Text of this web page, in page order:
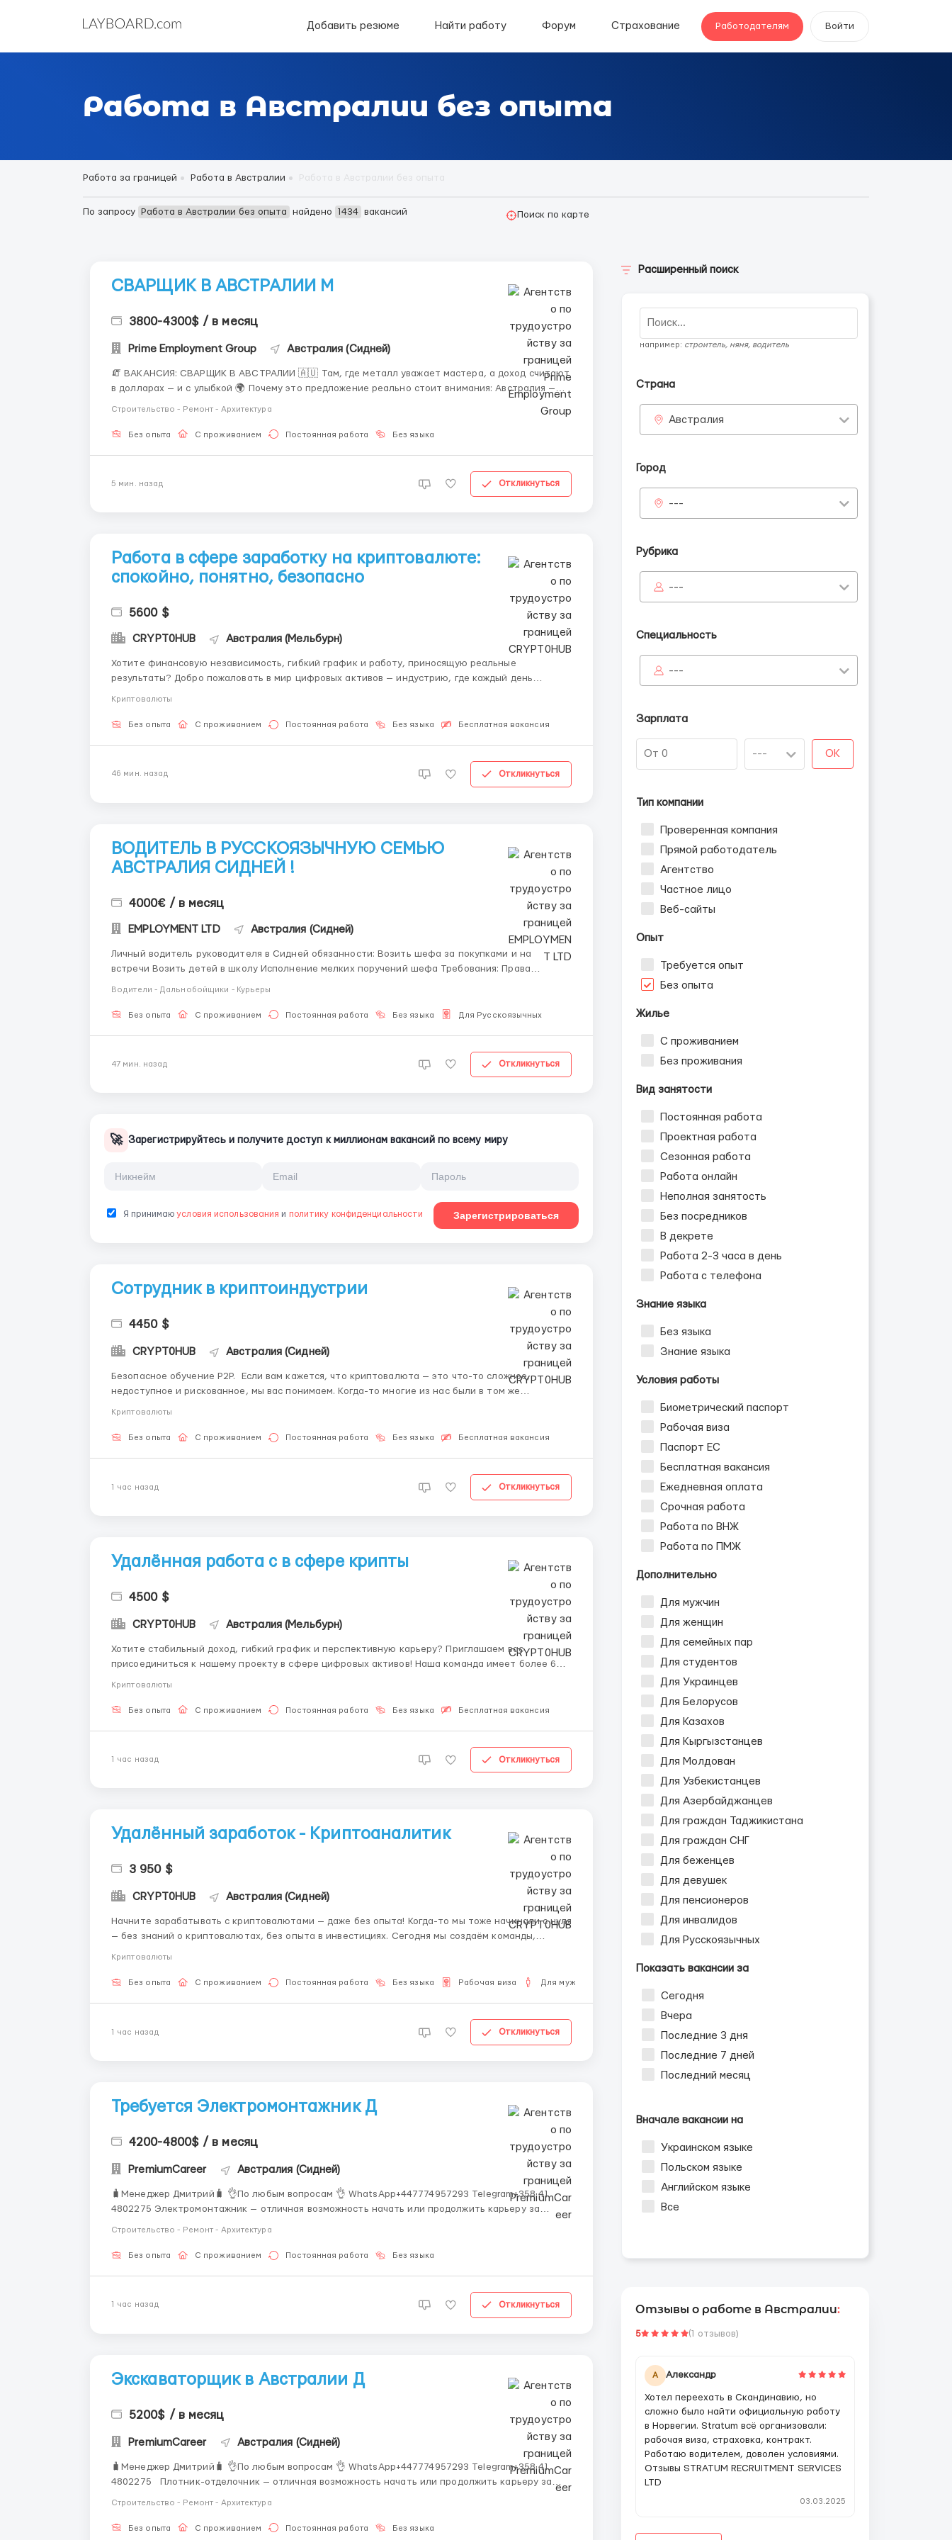
Добавить резюме Найти работу Форум Страхование Работодателям Войти
Работа в Австралии без опыта
Работа за границей Работа в Австралии
По запросу Работа в Австралии без опыта найдено 1434 вакансий Поиск по карте
СВАРЩИК В АВСТРАЛИИ М
3800-4300$ / в месяц
Prime Employment Group Австралия (Сидней)
🧯 ВАКАНСИЯ: СВАРЩИК В АВСТРАЛИИ 🇦🇺 Там, где металл уважает мастера, а доход считают
в долларах — и с улыбкой 🌍 Почему это предложение реально стоит внимания: Австралия —
страна, где квалифицированный сварщик не ищет работу, а выбирает её. Здесь ценят руки,
Строительство - Ремонт - Архитектура
Без опыта С проживанием Постоянная работа Без языка
5 мин. назад Откликнуться
Работа в сфере заработку на криптовалюте:
спокойно, понятно, безопасно
5600 $
CRYPT0HUB Австралия (Мельбурн)
Хотите финансовую независимость, гибкий график и работу, приносящую реальные
результаты? Добро пожаловать в мир цифровых активов — индустрию, где каждый день
Криптовалюты
Без опыта С проживанием Постоянная работа Без языка Бесплатная вакансия
46 мин. назад Откликнуться
ВОДИТЕЛЬ В РУССКОЯЗЫЧНУЮ СЕМЬЮ
АВСТРАЛИЯ СИДНЕЙ !
4000€ / в месяц
EMPLOYMENT LTD Австралия (Сидней)
Личный водитель руководителя в Сидней обязанности: ️Возить шефа за покупками и на
встречи ️Возить детей в школу ️Исполнение мелких поручений шефа Требования: ️Права
Водители - Дальнобойщики - Курьеры
Без опыта С проживанием Постоянная работа Без языка Для Русскоязычных
47 мин. назад Откликнуться
🚀 Зарегистрируйтесь и получите доступ к миллионам вакансий по всему миру
Я принимаюусловия использования и политику конфиденциальности Зарегистрироваться
Сотрудник в криптоиндустрии
4450 $
CRYPT0HUB Австралия (Сидней)
Безопасное обучение P2P. Если вам кажется, что криптовалюта — это что-то сложное,
недоступное и рискованное, мы вас понимаем. Когда-то многие из нас были в том же
Криптовалюты
Без опыта С проживанием Постоянная работа Без языка Бесплатная вакансия
1 час назад Откликнуться
Удалённая работа с в сфере крипты
4500 $
CRYPT0HUB Австралия (Мельбурн)
Хотите стабильный доход, гибкий график и перспективную карьеру? Приглашаем вас
присоединиться к нашему проекту в сфере цифровых активов! Наша команда имеет более 6
Криптовалюты
Без опыта С проживанием Постоянная работа Без языка Бесплатная вакансия
1 час назад Откликнуться
Удалённый заработок - Криптоаналитик
3 950 $
CRYPT0HUB Австралия (Сидней)
Начните зарабатывать с криптовалютами — даже без опыта! Когда-то мы тоже начинали с нуля
— без знаний о криптовалютах, без опыта в инвестициях. Сегодня мы создаём команды,
Криптовалюты
Без опыта С проживанием Постоянная работа Без языка Рабочая виза Для мужчин
1 час назад Откликнуться
Требуется Электромонтажник Д
4200-4800$ / в месяц
PremiumCareer Австралия (Сидней)
🧳Менеджер Дмитрий🧳 👌По любым вопросам 👌 WhatsApp+447774957293 Telegram+358 41
4802275 Электромонтажник — отличная возможность начать или продолжить карьеру за
Строительство - Ремонт - Архитектура
Без опыта С проживанием Постоянная работа Без языка
1 час назад Откликнуться
Экскаваторщик в Австралии Д
5200$ / в месяц
PremiumCareer Австралия (Сидней)
🧳Менеджер Дмитрий🧳 👌По любым вопросам 👌 WhatsApp+447774957293 Telegram+358 41
4802275 Плотник-отделочник — отличная возможность начать или продолжить карьеру за
Строительство - Ремонт - Архитектура
Без опыта С проживанием Постоянная работа Без языка
Расширенный поиск
например: строитель, няня, водитель
Страна
Австралия
Город
---
Рубрика
---
Специальность
---
Зарплата
OK
Тип компании
Проверенная компания
Прямой работодатель
Агентство
Частное лицо
Веб-сайты
Опыт
Требуется опыт
Без опыта
Жилье
С проживанием
Без проживания
Вид занятости
Постоянная работа
Проектная работа
Сезонная работа
Работа онлайн
Неполная занятость
Без посредников
В декрете
Работа 2-3 часа в день
Работа с телефона
Знание языка
Без языка
Знание языка
Условия работы
Биометрический паспорт
Рабочая виза
Паспорт ЕС
Бесплатная вакансия
Ежедневная оплата
Срочная работа
Работа по ВНЖ
Работа по ПМЖ
Дополнительно
Для мужчин
Для женщин
Для семейных пар
Для студентов
Для Украинцев
Для Белорусов
Для Казахов
Для Кыргызстанцев
Для Молдован
Для Узбекистанцев
Для Азербайджанцев
Для граждан Таджикистана
Для граждан СНГ
Для беженцев
Для девушек
Для пенсионеров
Для инвалидов
Для Русскоязычных
Показать вакансии за
Сегодня
Вчера
Последние 3 дня
Последние 7 дней
Последний месяц
Вначале вакансии на
Украинском языке
Польском языке
Английском языке
Все
Отзывы о работе в Австралии:
5 (1 отзывов)
А Александр
Хотел переехать в Скандинавию, но
сложно было найти официальную работу
в Норвегии. Stratum всё организовали:
рабочая виза, страховка, контракт.
Работаю водителем, доволен условиями.
Отзывы STRATUM RECRUITMENT SERVICES
LTD
03.03.2025